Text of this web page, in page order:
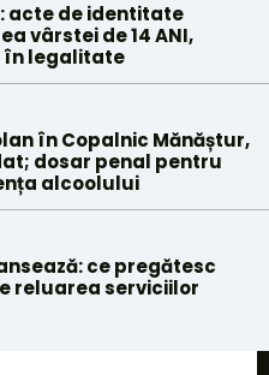
acte de identitate
vârstei de 14 ANI,
în legalitate
în Copalnic Mănăștur,
dosar penal pentru
alcoolului
ce pregătesc
reluarea serviciilor